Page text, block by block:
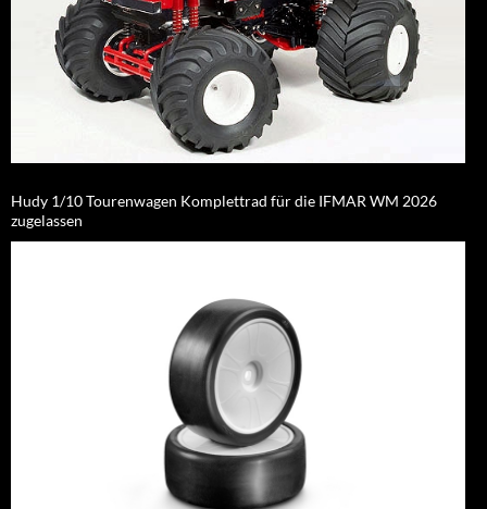
Hudy 1/10 Tourenwagen Komplettrad für die IFMAR WM 2026
zugelassen